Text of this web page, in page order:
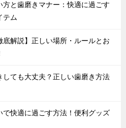
と歯磨きマナー：快適に過ごす
テム
底解説】正しい場所・ルールとお
しても大丈夫？正しい歯磨き方法
で快適に過ごす方法！便利グッズ